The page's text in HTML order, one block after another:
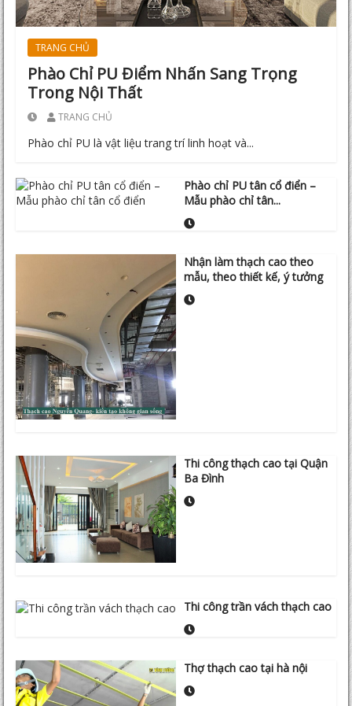
TRANG CHỦ
Phào Chỉ PU Điểm Nhấn Sang Trọng
Trong Nội Thất
TRANG CHỦ
Phào chỉ PU là vật liệu trang trí linh hoạt và...
Phào chỉ PU tân cổ điển –
Mẫu phào chỉ tân...
Nhận làm thạch cao theo
mẫu, theo thiết kế, ý tưởng
Thi công thạch cao tại Quận
Ba Đình
Thi công trần vách thạch cao
Thợ thạch cao tại hà nội